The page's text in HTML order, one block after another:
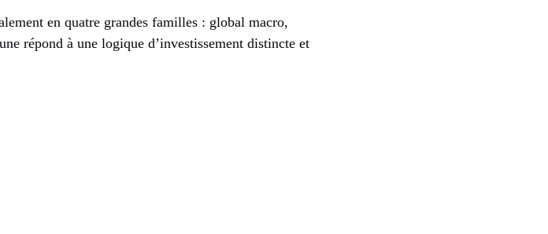
en quatre grandes familles : global macro,
répond à une logique d’investissement distincte et